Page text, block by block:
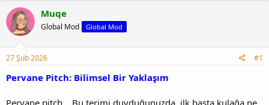
n
u
y
b
a
ş
ş
a
ç
Muqe
Global Mod Global Mod
27 Şub 2026 #1
Pervane Pitch: Bilimsel Bir Yaklaşım
Pervane pitch… Bu terimi duyduğunuzda, ilk başta kulağa ne